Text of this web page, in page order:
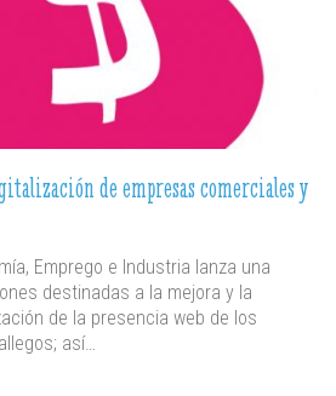
de empresas comerciales y
Emprego e Industria lanza una
destinadas a la mejora y la
de la presencia web de los
así…